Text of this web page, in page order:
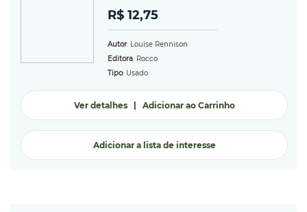
R$ 12,75
Autor: Louise Rennison
Editora: Rocco
Tipo: Usado
Ver detalhes| Adicionar ao Carrinho
Adicionar a lista de interesse